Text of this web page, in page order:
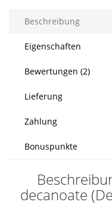
Beschreibung
Eigenschaften
Bewertungen (2)
Lieferung
Zahlung
Bonuspunkte
decanoate